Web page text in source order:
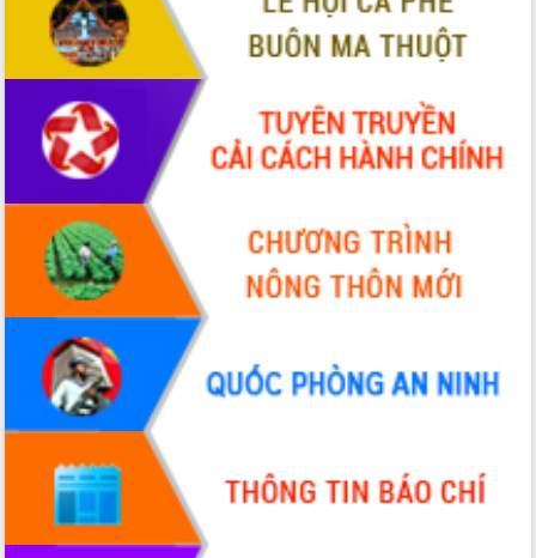
VIDEO
Không có file video nào để phát.
ALBUM ẢNH
LIÊN KẾT WEB